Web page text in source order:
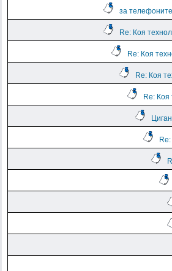
за
Re: Коя
Re: Коя
Re: Коя
Re: Коя